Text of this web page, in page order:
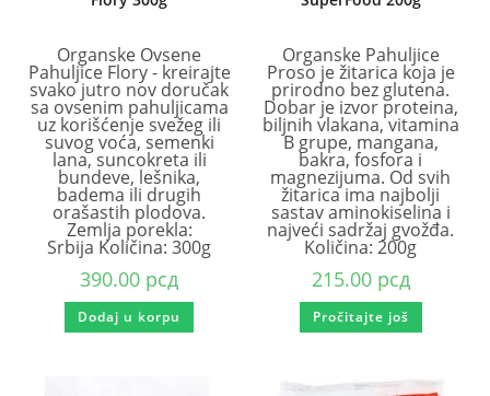
Organske Ovsene
Pahuljice Flory - kreirajte
svako jutro nov doručak
sa ovsenim pahuljicama
uz korišćenje svežeg ili
suvog voća, semenki
lana, suncokreta ili
bundeve, lešnika,
badema ili drugih
orašastih plodova.
Zemlja porekla:
Srbija Količina: 300g
390.00 рсд
Dodaj u korpu
Organske Pahuljice
Proso je žitarica koja je
prirodno bez glutena.
Dobar je izvor proteina,
biljnih vlakana, vitamina
B grupe, mangana,
bakra, fosfora i
magnezijuma. Od svih
žitarica ima najbolji
sastav aminokiselina i
najveći sadržaj gvožđa.
Količina: 200g
215.00 рсд
Pročitajte još